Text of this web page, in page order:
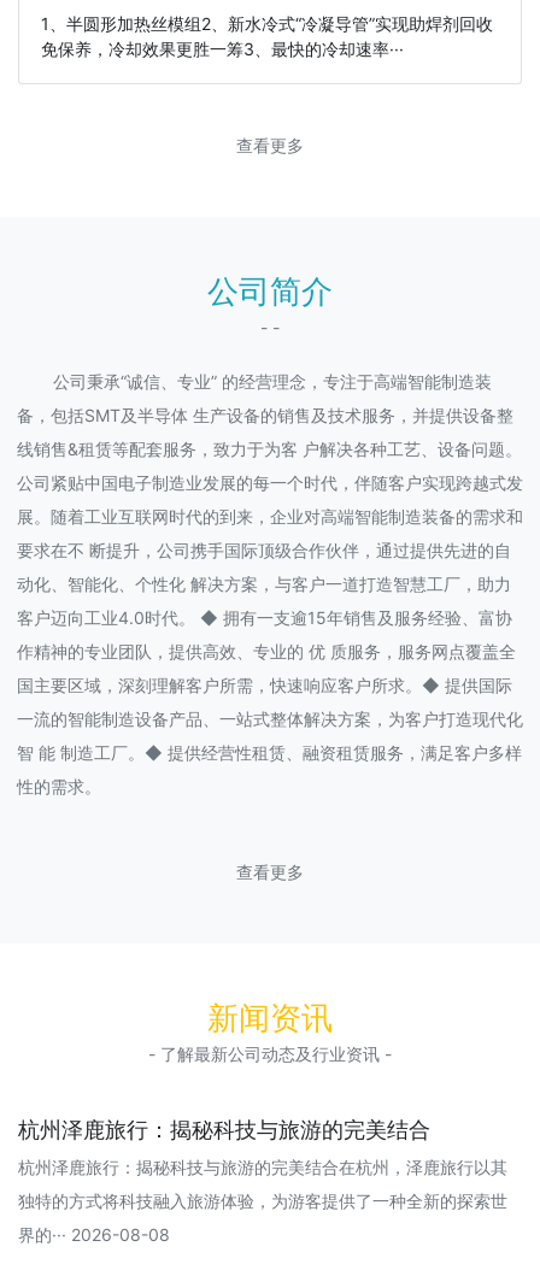
1、半圆形加热丝模组2、新水冷式“冷凝导管”实现助焊剂回收
免保养，冷却效果更胜一筹3、最快的冷却速率···
查看更多
公司简介
- -
公司秉承“诚信、专业” 的经营理念，专注于高端智能制造装
备，包括SMT及半导体 生产设备的销售及技术服务，并提供设备整
线销售&租赁等配套服务，致力于为客 户解决各种工艺、设备问题。
公司紧贴中国电子制造业发展的每一个时代，伴随客户实现跨越式发
展。随着工业互联网时代的到来，企业对高端智能制造装备的需求和
要求在不 断提升，公司携手国际顶级合作伙伴，通过提供先进的自
动化、智能化、个性化 解决方案，与客户一道打造智慧工厂，助力
客户迈向工业4.0时代。 ◆ 拥有一支逾15年销售及服务经验、富协
作精神的专业团队，提供高效、专业的 优 质服务，服务网点覆盖全
国主要区域，深刻理解客户所需，快速响应客户所求。◆ 提供国际
一流的智能制造设备产品、一站式整体解决方案，为客户打造现代化
智 能 制造工厂。◆ 提供经营性租赁、融资租赁服务，满足客户多样
性的需求。
查看更多
新闻资讯
- 了解最新公司动态及行业资讯 -
杭州泽鹿旅行：揭秘科技与旅游的完美结合
杭州泽鹿旅行：揭秘科技与旅游的完美结合在杭州，泽鹿旅行以其
独特的方式将科技融入旅游体验，为游客提供了一种全新的探索世
界的··· 2026-08-08